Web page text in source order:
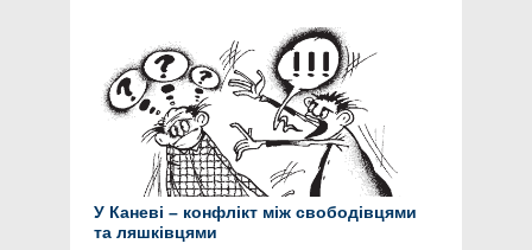
У Каневі – конфлікт між свободівцями
та ляшківцями